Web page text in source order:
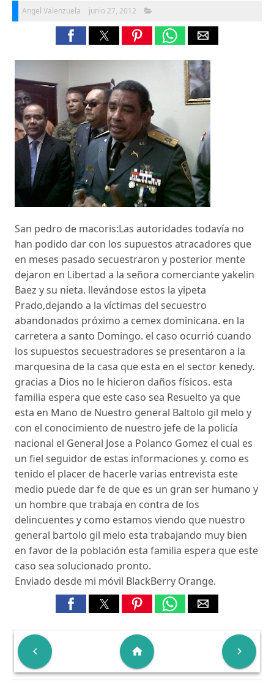
Angel Valenzuela junio 27, 2012
San pedro de macoris:Las autoridades todavía no
han podido dar con los supuestos atracadores que
en meses pasado secuestraron y posterior mente
dejaron en Libertad a la señora comerciante yakelin
Baez y su nieta. llevándose estos la yipeta
Prado,dejando a la víctimas del secuestro
abandonados próximo a cemex dominicana. en la
carretera a santo Domingo. el caso ocurrió cuando
los supuestos secuestradores se presentaron a la
marquesina de la casa que esta en el sector kenedy.
gracias a Dios no le hicieron daños físicos. esta
familia espera que este caso sea Resuelto ya que
esta en Mano de Nuestro general Baltolo gil melo y
con el conocimiento de nuestro jefe de la policía
nacional el General Jose a Polanco Gomez el cual es
un fiel seguidor de estas informaciones y. como es
tenido el placer de hacerle varias entrevista este
medio puede dar fe de que es un gran ser humano y
un hombre que trabaja en contra de los
delincuentes y como estamos viendo que nuestro
general bartolo gil melo esta trabajando muy bien
en favor de la población esta familia espera que este
caso sea solucionado pronto.
Enviado desde mi móvil BlackBerry Orange.
 
home